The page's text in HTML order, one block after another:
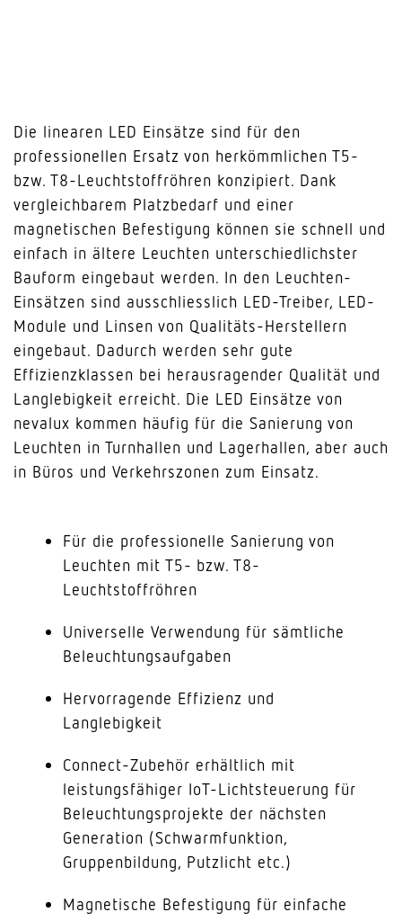
Die linearen LED Einsätze sind für den
professionellen Ersatz von herkömmlichen T5-
bzw. T8-Leuchtstoffröhren konzipiert. Dank
vergleichbarem Platzbedarf und einer
magnetischen Befestigung können sie schnell und
einfach in ältere Leuchten unterschiedlichster
Bauform eingebaut werden. In den Leuchten-
Einsätzen sind ausschliesslich LED-Treiber, LED-
Module und Linsen von Qualitäts-Herstellern
eingebaut. Dadurch werden sehr gute
Effizienzklassen bei herausragender Qualität und
Langlebigkeit erreicht. Die LED Einsätze von
nevalux kommen häufig für die Sanierung von
Leuchten in Turnhallen und Lagerhallen, aber auch
in Büros und Verkehrszonen zum Einsatz.
Für die professionelle Sanierung von
Leuchten mit T5- bzw. T8-
Leuchtstoffröhren
Universelle Verwendung für sämtliche
Beleuchtungsaufgaben
Hervorragende Effizienz und
Langlebigkeit
Connect-Zubehör erhältlich mit
leistungsfähiger IoT-Lichtsteuerung für
Beleuchtungsprojekte der nächsten
Generation (Schwarmfunktion,
Gruppenbildung, Putzlicht etc.)
Magnetische Befestigung für einfache